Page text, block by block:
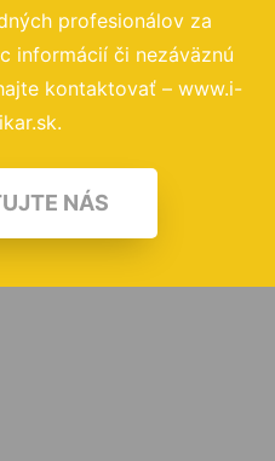
profesionálov za
informácií či nezáväznú
kontaktovať – www.i-
NÁS